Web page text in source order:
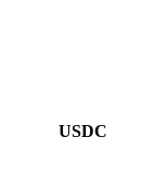
USDC